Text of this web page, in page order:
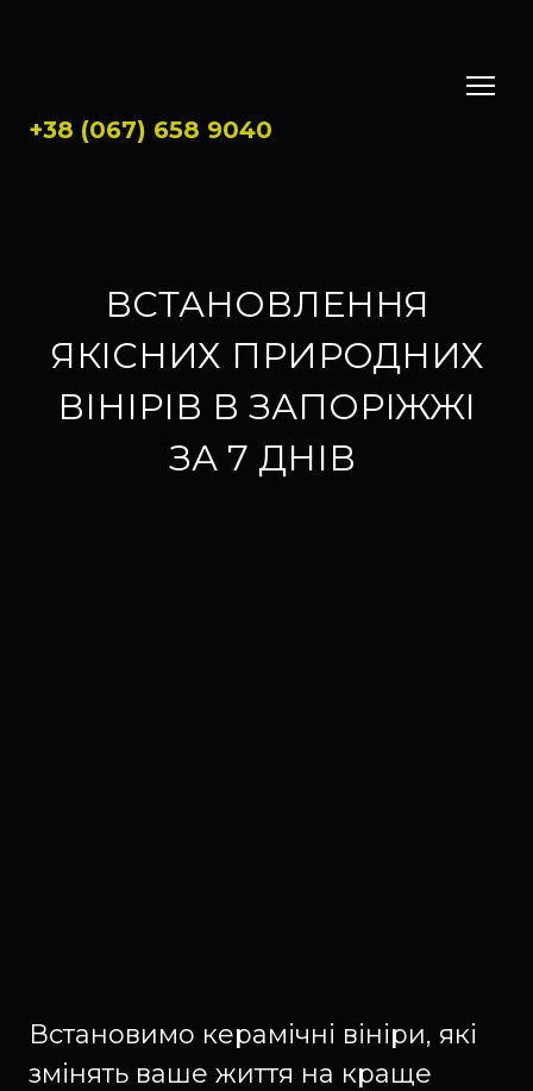
+38 (067) 658 9040
ВСТАНОВЛЕННЯ
ЯКІСНИХ ПРИРОДНИХ
ВІНІРІВ В ЗАПОРІЖЖІ
ЗА 7 ДНІВ
Встановимо керамічні вініри, які
змінять ваше життя на краще